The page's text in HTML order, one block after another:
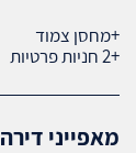
+מחסן צמוד
+2 חניות פרטיות
מאפייני דירה